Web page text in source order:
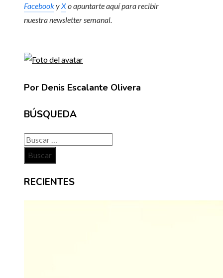
FacebookyXo apuntarte aquí para recibir
nuestranewsletter semanal.
Por Denis Escalante Olivera
BÚSQUEDA
Buscar:
RECIENTES